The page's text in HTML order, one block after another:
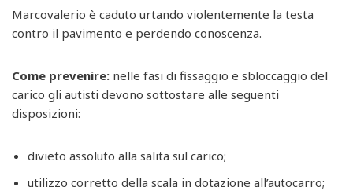
Marcovalerio è caduto urtando violentemente la testa
contro il pavimento e perdendo conoscenza.
Come prevenire: nelle fasi di fissaggio e sbloccaggio del
carico gli autisti devono sottostare alle seguenti
disposizioni:
divieto assoluto alla salita sul carico;
utilizzo corretto della scala in dotazione all’autocarro;